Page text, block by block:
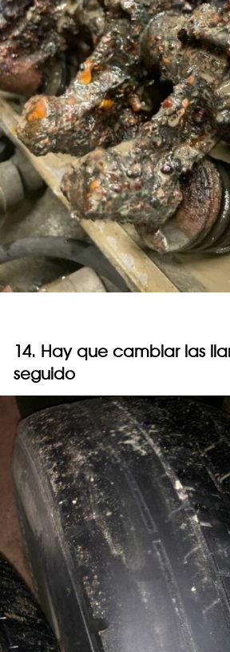
14. Hay que cambiar las
seguido